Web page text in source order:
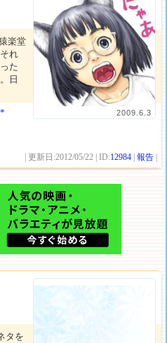
2009.6.3
楽堂
れ
た
日
*
| 更新日:2012/05/22 | ID:12984 |報告
タを